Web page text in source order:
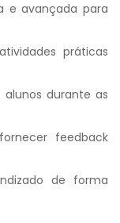
e avançada para
práticas
durante as
feedback
de forma